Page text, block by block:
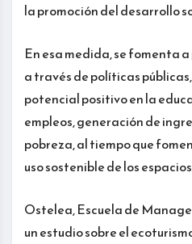
la promoción del desarrollo
En esa medida, se fomenta
a través de políticas
potencial positivo en la
empleos, generación de
pobreza, al tiempo que
uso sostenible de los
Ostelea, Escuela de
un estudio sobre el